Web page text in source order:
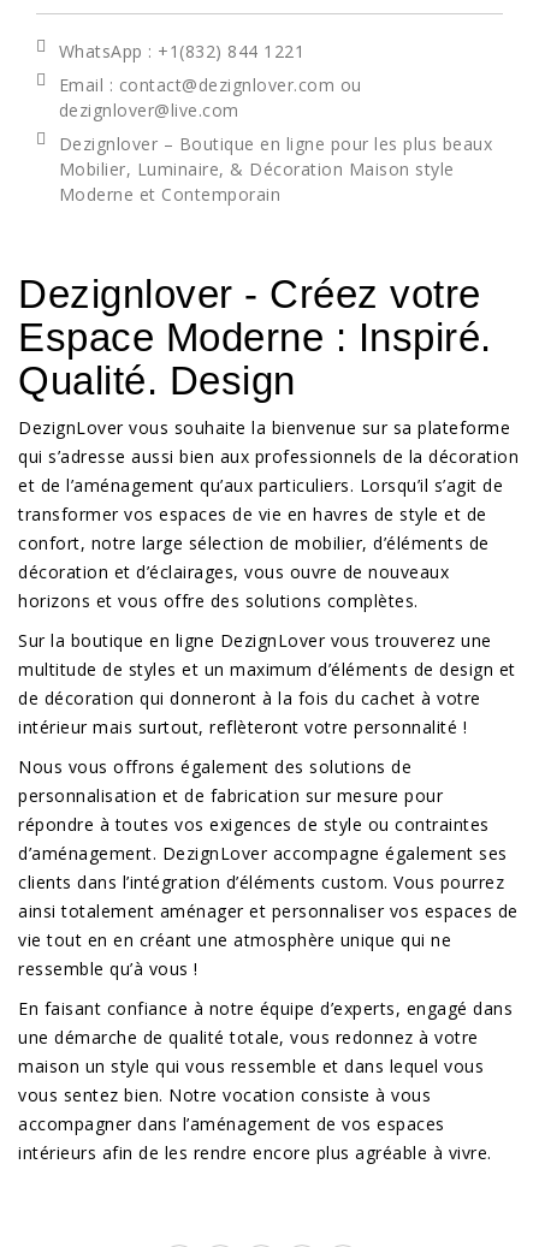
WhatsApp : +1(832) 844 1221
Email : contact@dezignlover.com ou
dezignlover@live.com
Dezignlover – Boutique en ligne pour les plus beaux
Mobilier, Luminaire, & Décoration Maison style
Moderne et Contemporain
Dezignlover - Créez votre
Espace Moderne : Inspiré.
Qualité. Design
DezignLover vous souhaite la bienvenue sur sa plateforme
qui s’adresse aussi bien aux professionnels de la décoration
et de l’aménagement qu’aux particuliers. Lorsqu’il s’agit de
transformer vos espaces de vie en havres de style et de
confort, notre large sélection de mobilier, d’éléments de
décoration et d’éclairages, vous ouvre de nouveaux
horizons et vous offre des solutions complètes.
Sur la boutique en ligne DezignLover vous trouverez une
multitude de styles et un maximum d’éléments de design et
de décoration qui donneront à la fois du cachet à votre
intérieur mais surtout, reflèteront votre personnalité !
Nous vous offrons également des solutions de
personnalisation et de fabrication sur mesure pour
répondre à toutes vos exigences de style ou contraintes
d’aménagement. DezignLover accompagne également ses
clients dans l’intégration d’éléments custom. Vous pourrez
ainsi totalement aménager et personnaliser vos espaces de
vie tout en en créant une atmosphère unique qui ne
ressemble qu’à vous !
En faisant confiance à notre équipe d’experts, engagé dans
une démarche de qualité totale, vous redonnez à votre
maison un style qui vous ressemble et dans lequel vous
vous sentez bien. Notre vocation consiste à vous
accompagner dans l’aménagement de vos espaces
intérieurs afin de les rendre encore plus agréable à vivre.